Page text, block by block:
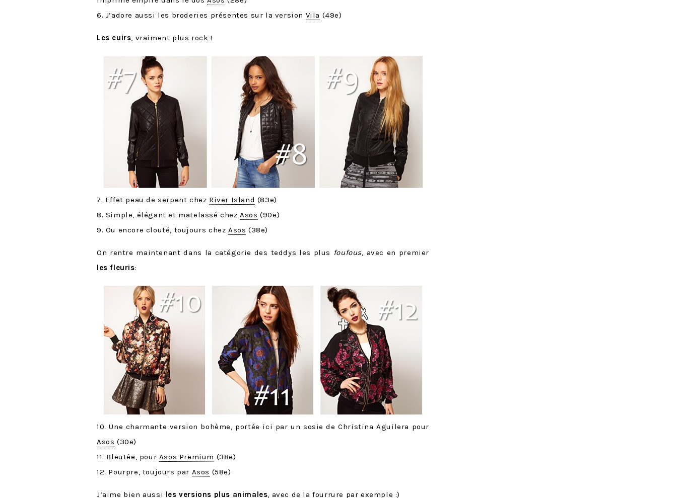
6. J’adore aussi les broderies présentes sur la version Vila (49e)
Les cuirs, vraiment plus rock !
7. Effet peau de serpent chez River Island (83e)
8. Simple, élégant et matelassé chezAsos (90e)
9. Ou encore clouté, toujours chezAsos (38e)
On rentre maintenant dans la catégorie des teddys les plus foufous, avec en premier
les fleuris:
10. Une charmante version bohème, portée ici par un sosie de Christina Aguilera pour
Asos (30e)
11. Bleutée, pour Asos Premium (38e)
12. Pourpre, toujours par Asos (58e)
J’aime bien aussi les versions plus animales, avec de la fourrure par exemple :)